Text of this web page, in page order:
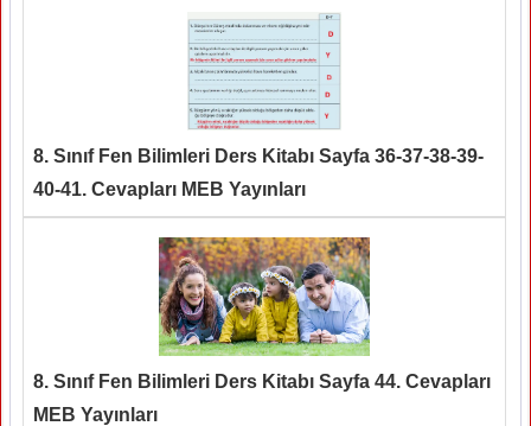
8. Sınıf Fen Bilimleri Ders Kitabı Sayfa 36-37-38-39-
40-41. Cevapları MEB Yayınları
8. Sınıf Fen Bilimleri Ders Kitabı Sayfa 44. Cevapları
MEB Yayınları